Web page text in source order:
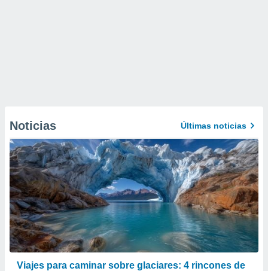
Noticias Últimas noticias
Viajes para caminar sobre glaciares: 4 rincones de